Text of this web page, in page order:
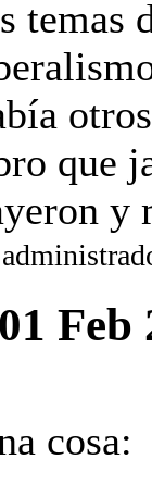
temas
que
y
01 Feb
cosa: